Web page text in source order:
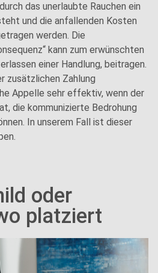
das unerlaubte Rauchen ein
und die anfallenden Kosten
werden. Die
kann zum erwünschten
einer Handlung, beitragen.
zusätzlichen Zahlung
Appelle sehr effektiv, wenn der
die kommunizierte Bedrohung
In unserem Fall ist dieser
oder
platziert